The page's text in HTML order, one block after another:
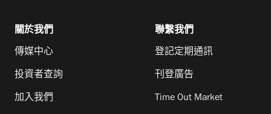
關於我們
傳媒中心
投資者查詢
加入我們
聯繫我們
登記定期通訊
刊登廣告
Time Out Market